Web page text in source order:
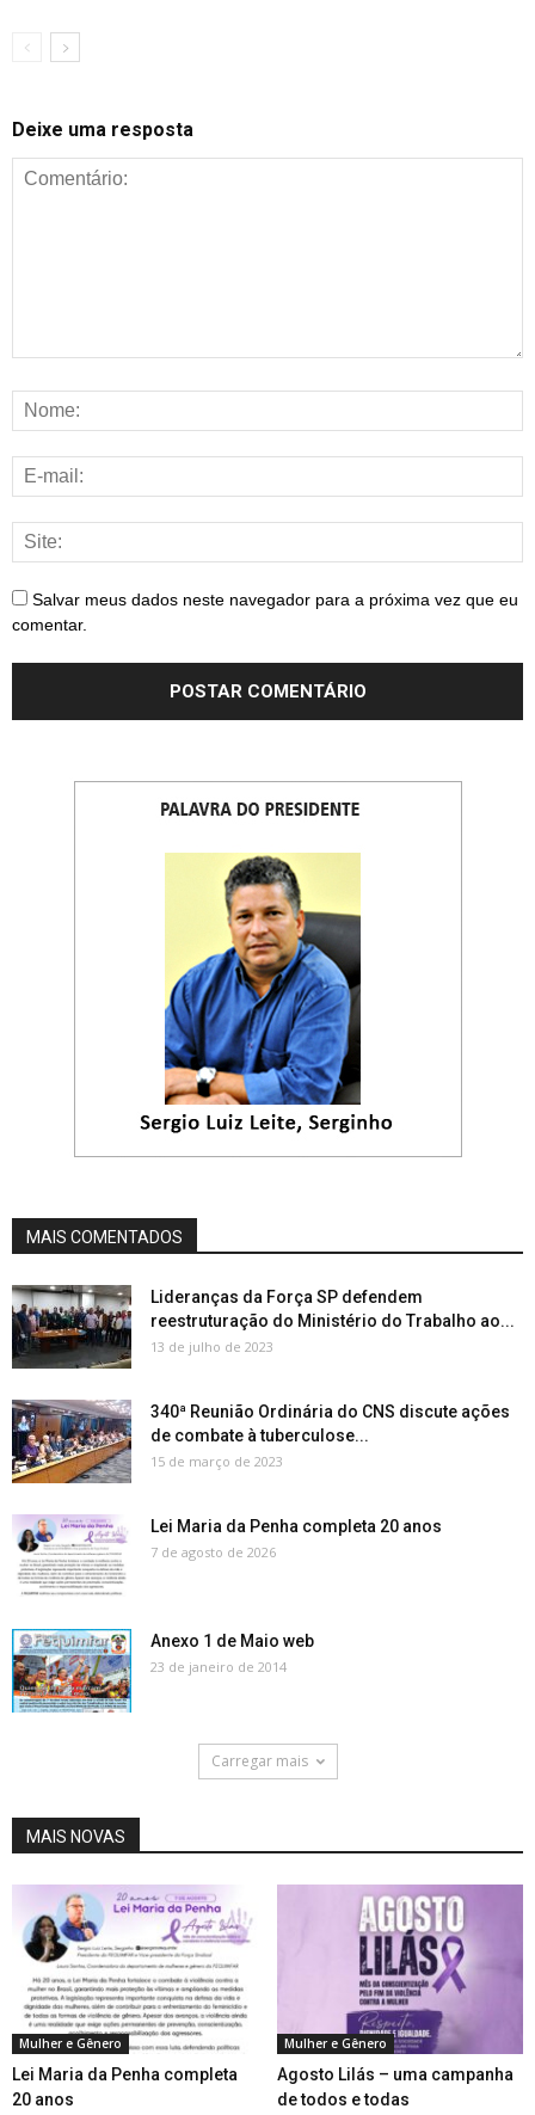
Deixe uma resposta
Salvar meus dados neste navegador para a próxima vez que eu
comentar.
MAIS COMENTADOS
Lideranças da Força SP defendem
reestruturação do Ministério do Trabalho ao...
13 de julho de 2023
340ª Reunião Ordinária do CNS discute ações
de combate à tuberculose...
15 de março de 2023
Lei Maria da Penha completa 20 anos
7 de agosto de 2026
Anexo 1 de Maio web
23 de janeiro de 2014
Carregar mais
MAIS NOVAS
Mulher e Gênero
Lei Maria da Penha completa
20 anos
Mulher e Gênero
Agosto Lilás – uma campanha
de todos e todas